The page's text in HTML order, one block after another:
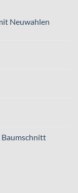
Neuwahlen
Baumschnitt